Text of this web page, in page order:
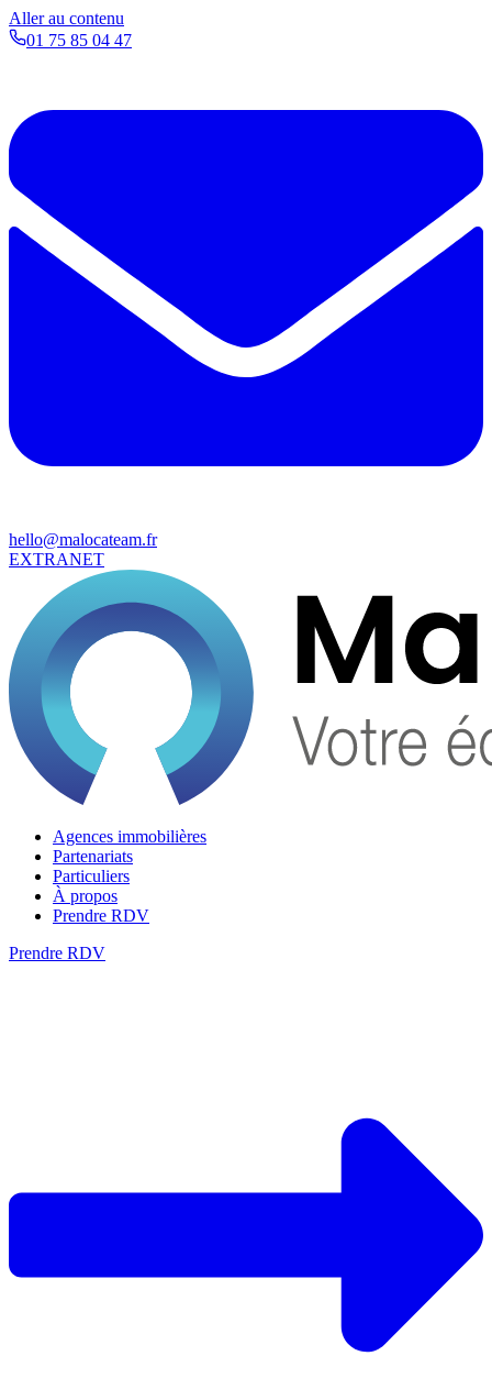
Aller au contenu
01 75 85 04 47
hello@malocateam.fr
EXTRANET
Agences immobilières
Partenariats
Particuliers
À propos
Prendre RDV
Prendre RDV